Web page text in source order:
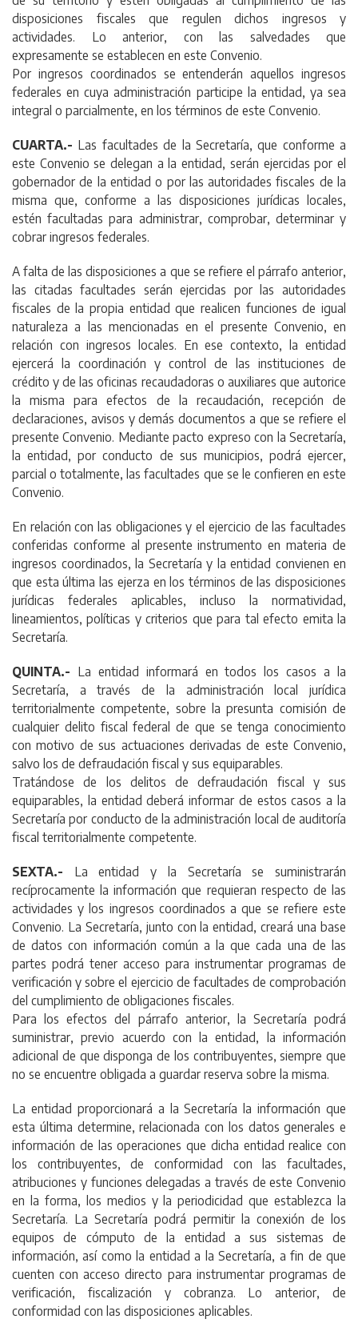
disposiciones fiscales que regulen dichos ingresos y
actividades. Lo anterior, con las salvedades que
expresamente se establecen en este Convenio.
Por ingresos coordinados se entenderán aquellos ingresos
federales en cuya administración participe la entidad, ya sea
integral o parcialmente, en los términos de este Convenio.
CUARTA.- Las facultades de la Secretaría, que conforme a
este Convenio se delegan a la entidad, serán ejercidas por el
gobernador de la entidad o por las autoridades fiscales de la
misma que, conforme a las disposiciones jurídicas locales,
estén facultadas para administrar, comprobar, determinar y
cobrar ingresos federales.
A falta de las disposiciones a que se refiere el párrafo anterior,
las citadas facultades serán ejercidas por las autoridades
fiscales de la propia entidad que realicen funciones de igual
naturaleza a las mencionadas en el presente Convenio, en
relación con ingresos locales. En ese contexto, la entidad
ejercerá la coordinación y control de las instituciones de
crédito y de las oficinas recaudadoras o auxiliares que autorice
la misma para efectos de la recaudación, recepción de
declaraciones, avisos y demás documentos a que se refiere el
presente Convenio. Mediante pacto expreso con la Secretaría,
la entidad, por conducto de sus municipios, podrá ejercer,
parcial o totalmente, las facultades que se le confieren en este
Convenio.
En relación con las obligaciones y el ejercicio de las facultades
conferidas conforme al presente instrumento en materia de
ingresos coordinados, la Secretaría y la entidad convienen en
que esta última las ejerza en los términos de las disposiciones
jurídicas federales aplicables, incluso la normatividad,
lineamientos, políticas y criterios que para tal efecto emita la
Secretaría.
QUINTA.- La entidad informará en todos los casos a la
Secretaría, a través de la administración local jurídica
territorialmente competente, sobre la presunta comisión de
cualquier delito fiscal federal de que se tenga conocimiento
con motivo de sus actuaciones derivadas de este Convenio,
salvo los de defraudación fiscal y sus equiparables.
Tratándose de los delitos de defraudación fiscal y sus
equiparables, la entidad deberá informar de estos casos a la
Secretaría por conducto de la administración local de auditoría
fiscal territorialmente competente.
SEXTA.- La entidad y la Secretaría se suministrarán
recíprocamente la información que requieran respecto de las
actividades y los ingresos coordinados a que se refiere este
Convenio. La Secretaría, junto con la entidad, creará una base
de datos con información común a la que cada una de las
partes podrá tener acceso para instrumentar programas de
verificación y sobre el ejercicio de facultades de comprobación
del cumplimiento de obligaciones fiscales.
Para los efectos del párrafo anterior, la Secretaría podrá
suministrar, previo acuerdo con la entidad, la información
adicional de que disponga de los contribuyentes, siempre que
no se encuentre obligada a guardar reserva sobre la misma.
La entidad proporcionará a la Secretaría la información que
esta última determine, relacionada con los datos generales e
información de las operaciones que dicha entidad realice con
los contribuyentes, de conformidad con las facultades,
atribuciones y funciones delegadas a través de este Convenio
en la forma, los medios y la periodicidad que establezca la
Secretaría. La Secretaría podrá permitir la conexión de los
equipos de cómputo de la entidad a sus sistemas de
información, así como la entidad a la Secretaría, a fin de que
cuenten con acceso directo para instrumentar programas de
verificación, fiscalización y cobranza. Lo anterior, de
conformidad con las disposiciones aplicables.